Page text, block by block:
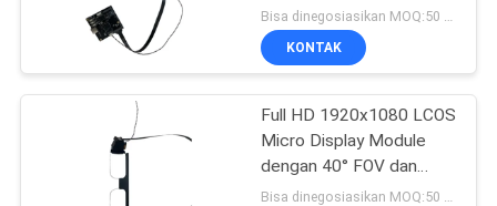
FOV dan Resolusi
1920x1080
Bisa dinegosiasikan MOQ:50 pcs
KONTAK
Full HD 1920x1080 LCOS
Micro Display Module
dengan 40° FOV dan
Kontras Tinggi 200:1